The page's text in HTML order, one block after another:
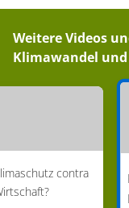
Weitere Videos
Klimawandel
contra